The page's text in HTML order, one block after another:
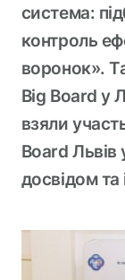
система:
контроль
воронок».
Big Board у
взяли
Board
досвідом та